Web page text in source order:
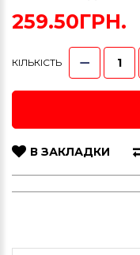
259.50ГРН.
КІЛЬКІСТЬ
В ЗАКЛАДКИ